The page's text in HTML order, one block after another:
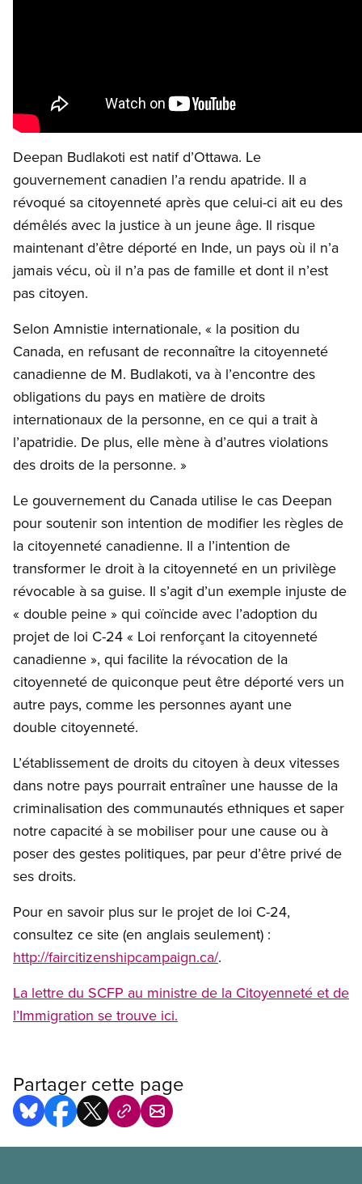
Deepan Budlakoti est natif d’Ottawa. Le
gouvernement canadien l’a rendu apatride. Il a
révoqué sa citoyenneté après que celui-ci ait eu des
démêlés avec la justice à un jeune âge. Il risque
maintenant d’être déporté en Inde, un pays où il n’a
jamais vécu, où il n’a pas de famille et dont il n’est
pas citoyen.
Selon Amnistie internationale, « la position du
Canada, en refusant de reconnaître la citoyenneté
canadienne de M. Budlakoti, va à l’encontre des
obligations du pays en matière de droits
internationaux de la personne, en ce qui a trait à
l’apatridie. De plus, elle mène à d’autres violations
des droits de la personne. »
Open image in modal
Le gouvernement du Canada utilise le cas Deepan
pour soutenir son intention de modifier les règles de
la citoyenneté canadienne. Il a l’intention de
transformer le droit à la citoyenneté en un privilège
révocable à sa guise. Il s’agit d’un exemple injuste de
« double peine » qui coïncide avec l’adoption du
projet de loi C-24 « Loi renforçant la citoyenneté
canadienne », qui facilite la révocation de la
citoyenneté de quiconque peut être déporté vers un
autre pays, comme les personnes ayant une
double citoyenneté.
L’établissement de droits du citoyen à deux vitesses
dans notre pays pourrait entraîner une hausse de la
criminalisation des communautés ethniques et saper
notre capacité à se mobiliser pour une cause ou à
poser des gestes politiques, par peur d’être privé de
ses droits.
Pour en savoir plus sur le projet de loi C-24,
consultez ce site (en anglais seulement) :
http://faircitizenshipcampaign.ca/.
La lettre du SCFP au ministre de la Citoyenneté et de
l’Immigration se trouve ici.
Partager cette page